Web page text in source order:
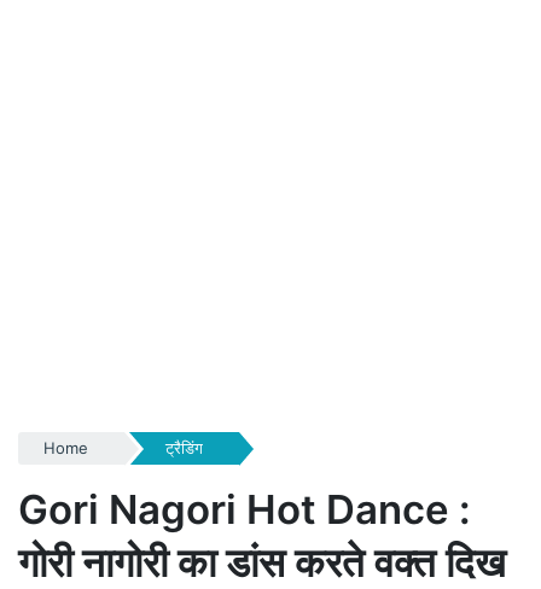
Home ट्रैडिंग
Gori Nagori Hot Dance :
गोरी नागोरी का डांस करते वक्त दिख